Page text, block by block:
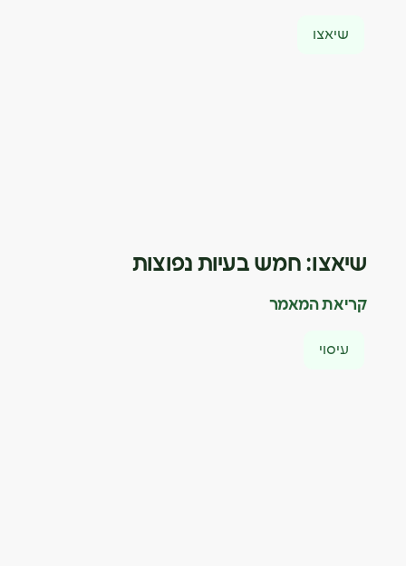
שיאצו
שיאצו: חמש בעיות נפוצות
קריאת המאמר
עיסוי